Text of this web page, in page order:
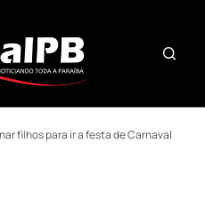
filhos para ir a festa de Carnaval